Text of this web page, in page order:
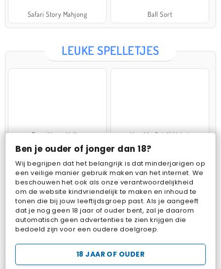
Ben je ouder of jonger dan 18?
Wij begrijpen dat het belangrijk is dat minderjarigen op
een veilige manier gebruik maken van het internet. We
beschouwen het ook als onze verantwoordelijkheid
om de website kindvriendelijk te maken en inhoud te
tonen die bij jouw leeftijdsgroep past. Als je aangeeft
dat je nog geen 18 jaar of ouder bent, zal je daarom
automatisch geen advertenties te zien krijgen die
bedoeld zijn voor een oudere doelgroep.
18 JAAR OF OUDER
Safari Story Mahjong Ball Sort
LEUKE SPELLETJES
Farm Merge Valley VegaMix 2: Wild West
Pop Fruit Bubbits